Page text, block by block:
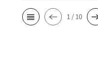
1 / 10